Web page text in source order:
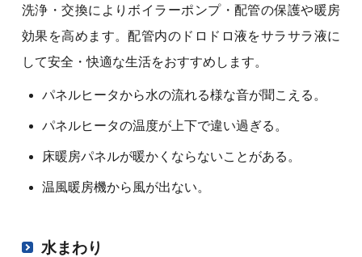
洗浄・交換によりボイラーポンプ・配管の保護や暖房
効果を高めます。配管内のドロドロ液をサラサラ液に
して安全・快適な生活をおすすめします。
パネルヒータから水の流れる様な音が聞こえる。
パネルヒータの温度が上下で違い過ぎる。
床暖房パネルが暖かくならないことがある。
温風暖房機から風が出ない。
水まわり